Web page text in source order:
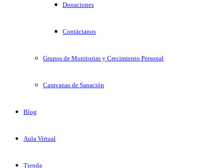
Donaciones
Contáctanos
Grupos de Monitorias y Crecimiento Personal
Caravanas de Sanación
Blog
Aula Virtual
Tienda